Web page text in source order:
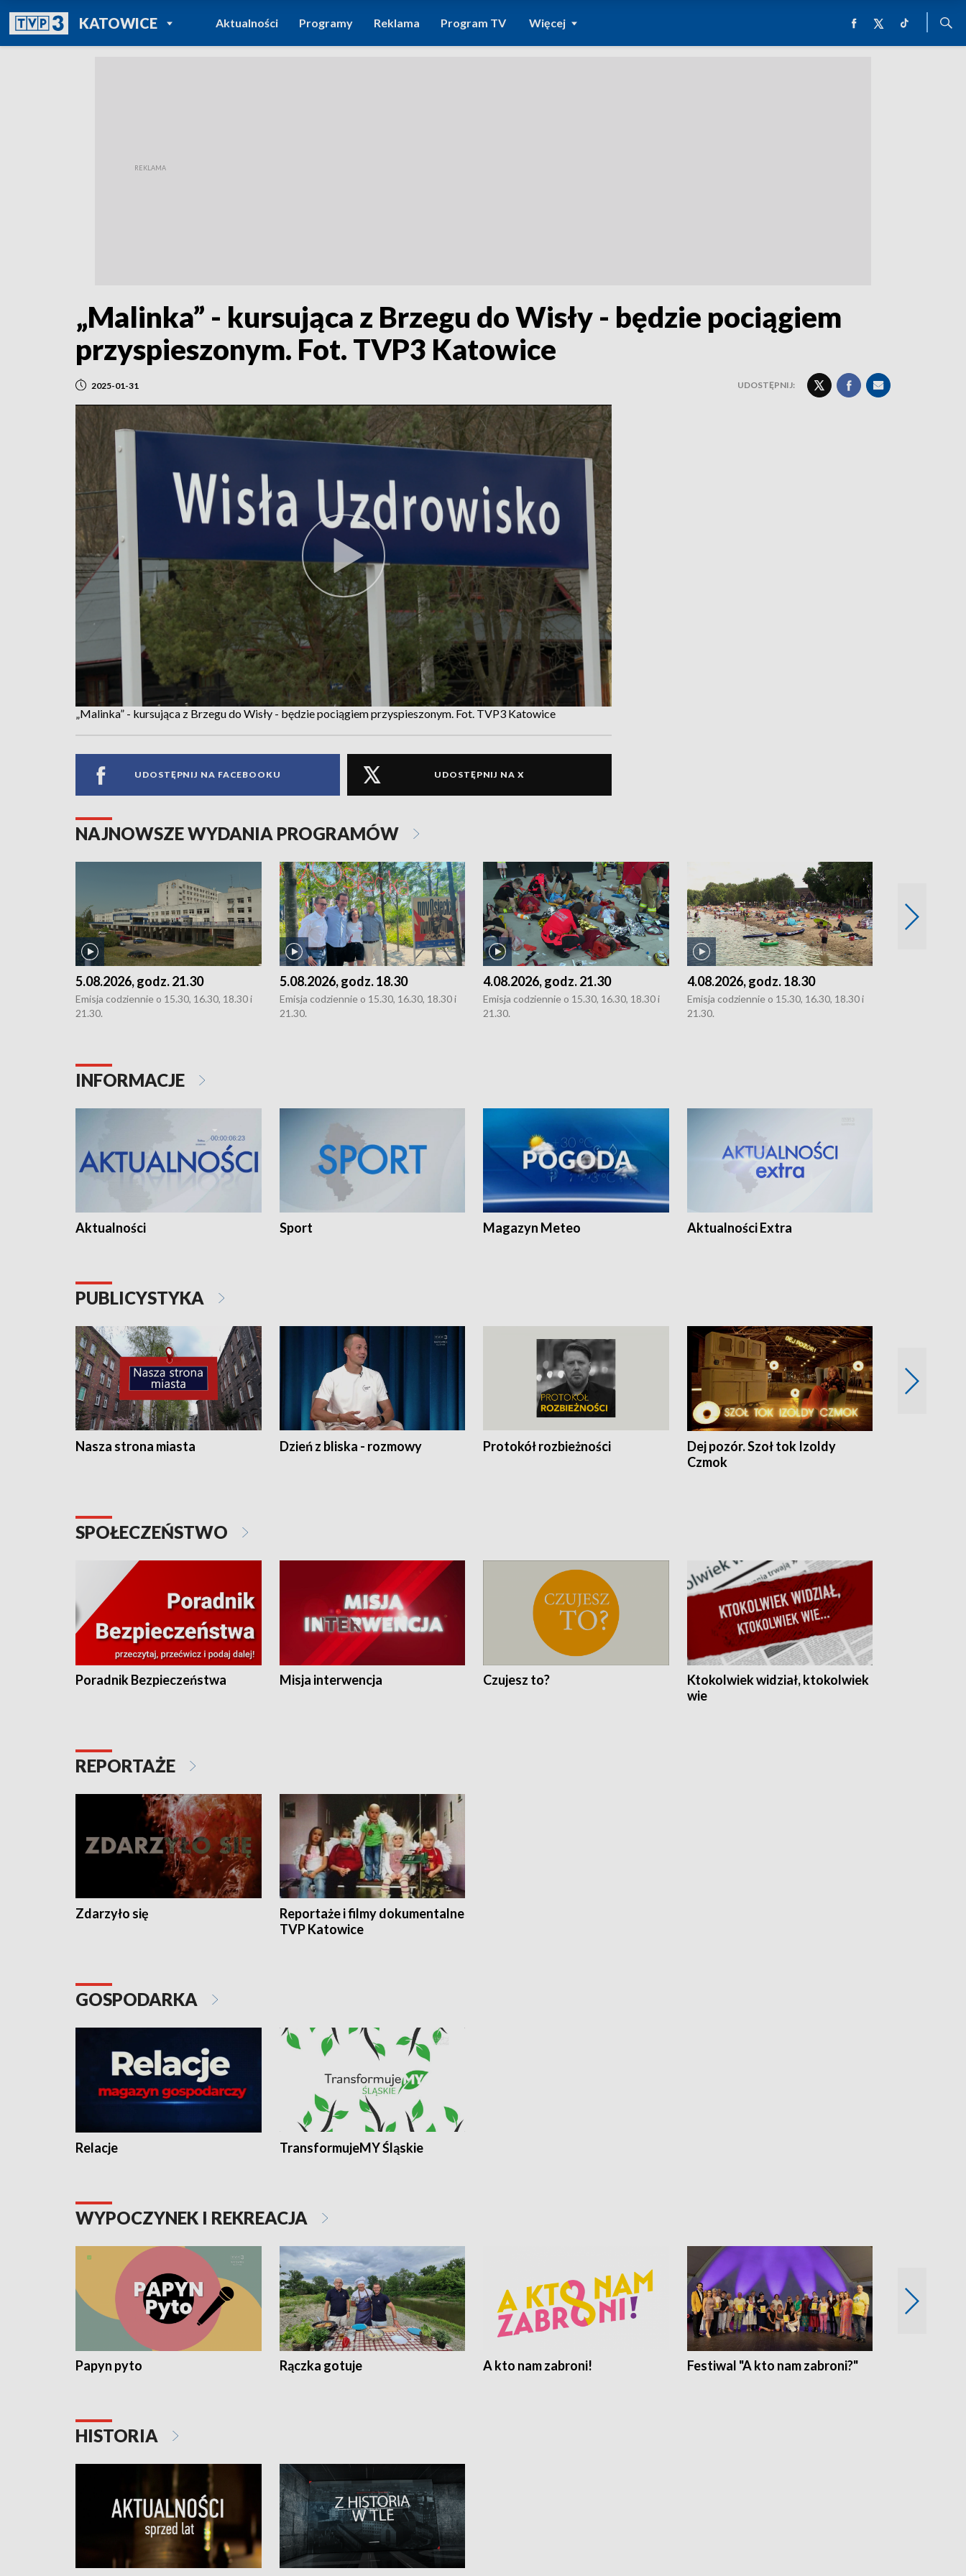
KATOWICEPOWRÓT DO
TVP REGIONY
Aktualności Programy Reklama Program TV Więcej
„Malinka” - kursująca z Brzegu do Wisły - będzie pociągiem
przyspieszonym. Fot. TVP3 Katowice
2025-01-31 UDOSTĘPNIJ:
„Malinka” - kursująca z Brzegu do Wisły - będzie pociągiem przyspieszonym. Fot. TVP3 Katowice
UDOSTĘPNIJ NA FACEBOOKU UDOSTĘPNIJ NA X
NAJNOWSZE WYDANIA PROGRAMÓW
5.08.2026, godz. 21.30
Emisja codziennie o 15.30, 16.30, 18.30 i
21.30.
5.08.2026, godz. 18.30
Emisja codziennie o 15.30, 16.30, 18.30 i
21.30.
4.08.2026, godz. 21.30
Emisja codziennie o 15.30, 16.30, 18.30 i
21.30.
4.08.2026, godz. 18.30
Emisja codziennie o 15.30, 16.30, 18.30 i
21.30.
INFORMACJE
Aktualności Sport Magazyn Meteo Aktualności Extra
PUBLICYSTYKA
Nasza strona miasta Dzień z bliska - rozmowy Protokół rozbieżności
Dej pozór. Szoł tok Izoldy
Czmok
SPOŁECZEŃSTWO
Poradnik Bezpieczeństwa Misja interwencja Czujesz to?
Ktokolwiek widział, ktokolwiek
wie
REPORTAŻE
Zdarzyło się
Reportaże i filmy dokumentalne
TVP Katowice
GOSPODARKA
Relacje TransformujeMY Śląskie
WYPOCZYNEK I REKREACJA
Papyn pyto Rączka gotuje A kto nam zabroni! Festiwal "A kto nam zabroni?"
HISTORIA